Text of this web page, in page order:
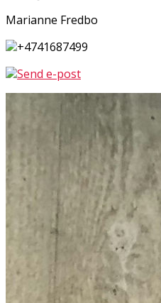
Marianne Fredbo
+4741687499
Send e-post